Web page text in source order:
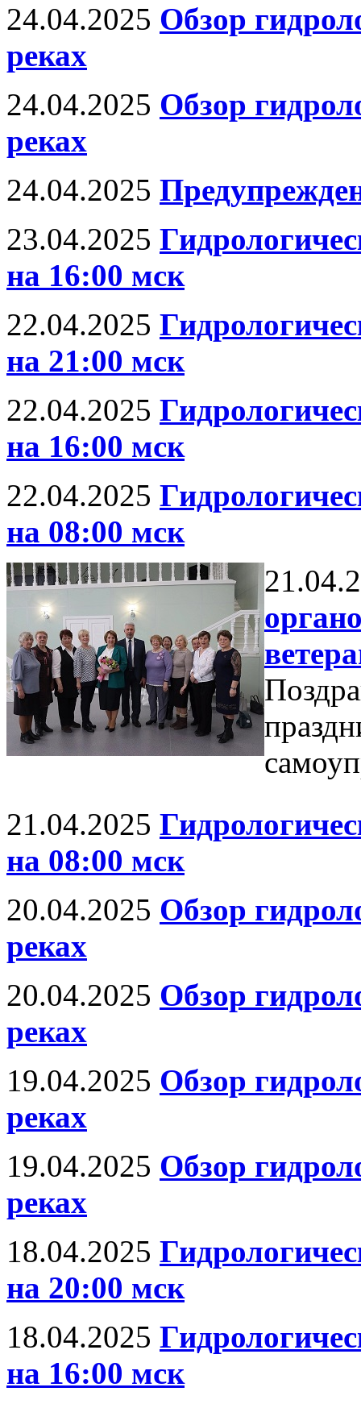
24.04.2025 Обзор
реках
24.04.2025 Обзор
реках
24.04.2025
23.04.2025
на 16:00 мск
22.04.2025
на 21:00 мск
22.04.2025
на 16:00 мск
22.04.2025
на 08:00 мск
21.04.2025
на 08:00 мск
20.04.2025 Обзор
реках
20.04.2025 Обзор
реках
19.04.2025 Обзор
реках
19.04.2025 Обзор
реках
18.04.2025
на 20:00 мск
18.04.2025
на 16:00 мск